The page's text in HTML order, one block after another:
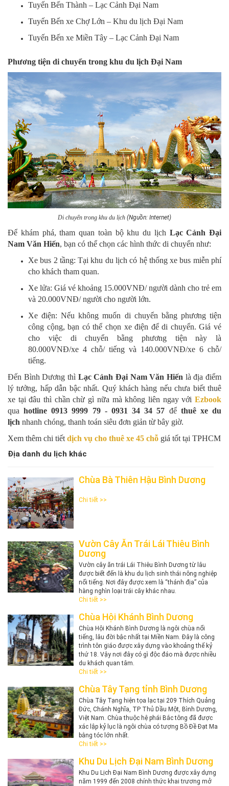
Tuyến Bến Thành – Lạc Cảnh Đại Nam
Tuyến Bến xe Chợ Lớn – Khu du lịch Đại Nam
Tuyến Bến xe Miền Tây – Lạc Cảnh Đại Nam
Phương tiện di chuyển trong khu du lịch Đại Nam
Di chuyển trong khu du lịch (Nguồn: Internet)
Để khám phá, tham quan toàn bộ khu du lịch Lạc Cảnh Đại
Nam Văn Hiến, bạn có thể chọn các hình thức di chuyển như:
Xe bus 2 tầng: Tại khu du lịch có hệ thống xe bus miễn phí
cho khách tham quan.
Xe lửa: Giá vé khoảng 15.000VNĐ/ người dành cho trẻ em
và 20.000VNĐ/ người cho người lớn.
Xe điện: Nếu không muốn di chuyển bằng phương tiện
công cộng, bạn có thể chọn xe điện để di chuyển. Giá vé
cho việc di chuyển bằng phương tiện này là
80.000VNĐ/xe 4 chỗ/ tiếng và 140.000VNĐ/xe 6 chỗ/
tiếng.
Đến Bình Dương thì Lạc Cảnh Đại Nam Văn Hiến là địa điểm
lý tưởng, hấp dẫn bậc nhất. Quý khách hàng nếu chưa biết thuê
xe tại đâu thì chần chừ gì nữa mà không liên ngay với Ezbook
quahotline 0913 9999 79 - 0931 34 34 57 để thuê xe du
lịch nhanh chóng, thanh toán siêu đơn giản từ bây giờ.
Xem thêm chi tiết dịch vụ cho thuê xe 45 chỗ giá tốt tại TPHCM
Địa danh du lịch khác
Chùa Bà Thiên Hậu Bình Dương
Chi tiết >>
Vườn Cây Ăn Trái Lái Thiêu Bình
Dương
​Vườn cây ăn trái Lái Thiêu Bình Dương từ lâu
được biết đến là khu du lịch sinh thái nông nghiệp
nổi tiếng. Nơi đây được xem là “thánh địa” của
hàng nghìn loại trái cây khác nhau.
Chi tiết >>
Chùa Hội Khánh Bình Dương
Chùa Hội Khánh Bình Dương là ngôi chùa nổi
tiếng, lâu đời bậc nhất tại Miền Nam. Đây là công
trình tôn giáo được xây dựng vào khoảng thế kỷ
thứ 18. Vậy nơi đây có gì độc đáo mà được nhiều
du khách quan tâm.
Chi tiết >>
Chùa Tây Tạng tỉnh Bình Dương
​Chùa Tây Tạng hiện tọa lạc tại 209 Thích Quảng
Đức, Chánh Nghĩa, TP Thủ Dầu Một, Bình Dương,
Việt Nam. Chùa thuộc hệ phái Bắc tông đã được
xác lập kỷ lục là ngôi chùa có tượng Bồ Đề Đạt Ma
bằng tóc lớn nhất.
Chi tiết >>
Khu Du Lịch Đại Nam Bình Dương
Khu Du Lịch Đại Nam Bình Dương được xây dựng
năm 1999 đến 2008 chính thức khai trương mở